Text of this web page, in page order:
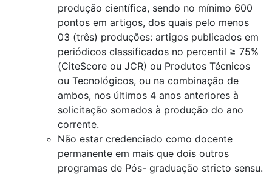
produção científica, sendo no mínimo 600
pontos em artigos, dos quais pelo menos
03 (três) produções: artigos publicados em
periódicos classificados no percentil ≥ 75%
(CiteScore ou JCR) ou Produtos Técnicos
ou Tecnológicos, ou na combinação de
ambos, nos últimos 4 anos anteriores à
solicitação somados à produção do ano
corrente.
Não estar credenciado como docente
permanente em mais que dois outros
programas de Pós- graduação stricto sensu.